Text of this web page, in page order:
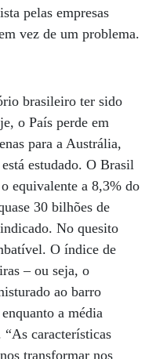
pelas empresas
vez de um problema.
brasileiro ter sido
o País perde em
para a Austrália,
estudado. O Brasil
equivalente a 8,3% do
30 bilhões de
No quesito
O índice de
– ou seja, o
ao barro
a média
características
transformar nos